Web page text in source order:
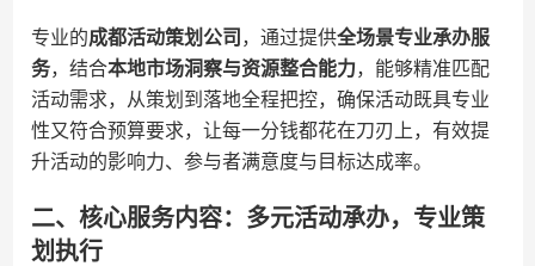
专业的​​成都活动策划公司​ ​，通过提供​​全场景专业承办服
务​​，结合​​本地市场洞察与资源整合能力​​，能够精准匹配
活动需求，从策划到落地全程把控，确保活动既具专业
性又符合预算要求，让每一分钱都花在刀刃上，有效提
升活动的影响力、参与者满意度与目标达成率。
二、核心服务内容：多元活动承办，专业策
划执行